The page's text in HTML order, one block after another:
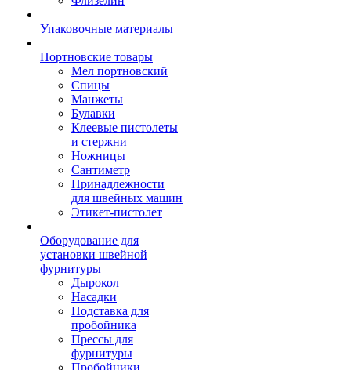
Упаковочные материалы
Портновские товары
Мел портновский
Спицы
Манжеты
Булавки
Клеевые пистолеты
и стержни
Ножницы
Сантиметр
Принадлежности
для швейных машин
Этикет-пистолет
Оборудование для
установки швейной
фурнитуры
Дырокол
Насадки
Подставка для
пробойника
Прессы для
фурнитуры
Пробойники